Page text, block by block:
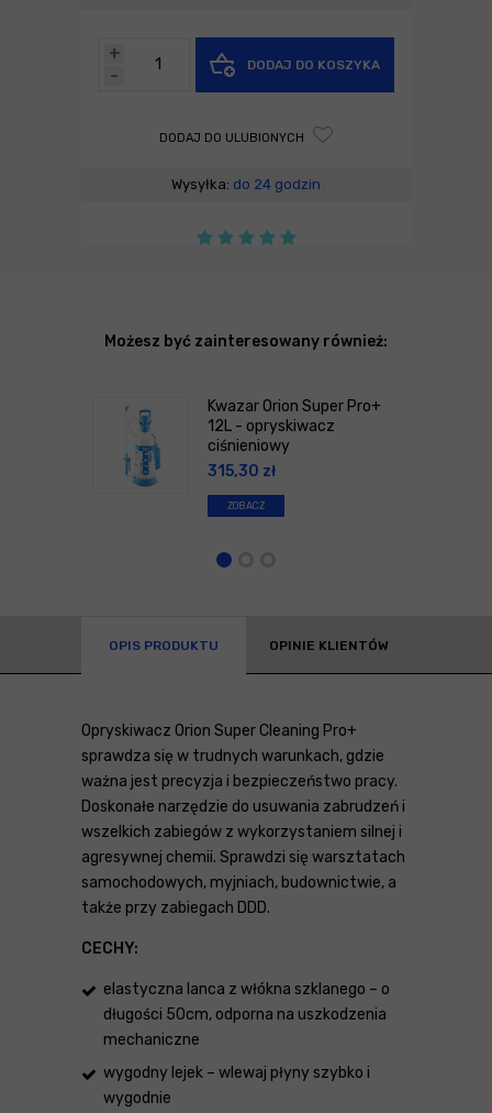
-
+
DODAJ DO KOSZYKA
DODAJ DO ULUBIONYCH
Wysyłka: do 24 godzin
Możesz być zainteresowany również:
Kwazar Orion Super Pro+
12L - opryskiwacz
ciśnieniowy
315,30 zł
ZOBACZ
OPIS PRODUKTU OPINIE KLIENTÓW
Opryskiwacz Orion Super Cleaning Pro+
sprawdza się w trudnych warunkach, gdzie
ważna jest precyzja i bezpieczeństwo pracy.
Doskonałe narzędzie do usuwania zabrudzeń i
wszelkich zabiegów z wykorzystaniem silnej i
agresywnej chemii. Sprawdzi się warsztatach
samochodowych, myjniach, budownictwie, a
także przy zabiegach DDD.
CECHY:
elastyczna lanca z włókna szklanego – o
długości 50cm, odporna na uszkodzenia
mechaniczne
wygodny lejek – wlewaj płyny szybko i
wygodnie